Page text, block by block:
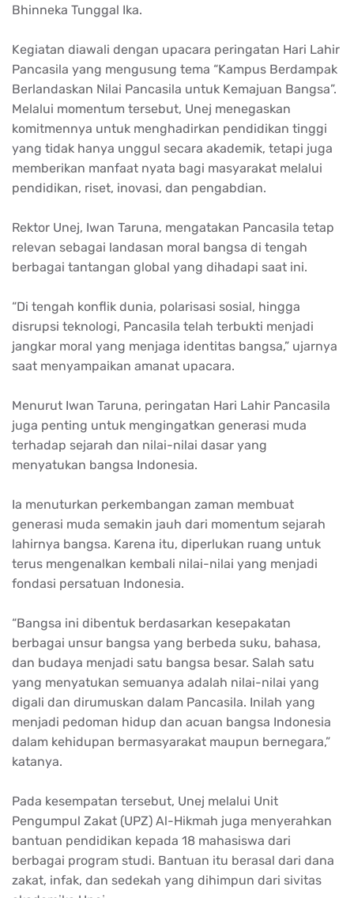
Bhinneka Tunggal Ika.
Kegiatan diawali dengan upacara peringatan Hari Lahir
Pancasila yang mengusung tema “Kampus Berdampak
Berlandaskan Nilai Pancasila untuk Kemajuan Bangsa”.
Melalui momentum tersebut, Unej menegaskan
komitmennya untuk menghadirkan pendidikan tinggi
yang tidak hanya unggul secara akademik, tetapi juga
memberikan manfaat nyata bagi masyarakat melalui
pendidikan, riset, inovasi, dan pengabdian.
Rektor Unej, Iwan Taruna, mengatakan Pancasila tetap
relevan sebagai landasan moral bangsa di tengah
berbagai tantangan global yang dihadapi saat ini.
“Di tengah konflik dunia, polarisasi sosial, hingga
disrupsi teknologi, Pancasila telah terbukti menjadi
jangkar moral yang menjaga identitas bangsa,” ujarnya
saat menyampaikan amanat upacara.
Menurut Iwan Taruna, peringatan Hari Lahir Pancasila
juga penting untuk mengingatkan generasi muda
terhadap sejarah dan nilai-nilai dasar yang
menyatukan bangsa Indonesia.
Ia menuturkan perkembangan zaman membuat
generasi muda semakin jauh dari momentum sejarah
lahirnya bangsa. Karena itu, diperlukan ruang untuk
terus mengenalkan kembali nilai-nilai yang menjadi
fondasi persatuan Indonesia.
“Bangsa ini dibentuk berdasarkan kesepakatan
berbagai unsur bangsa yang berbeda suku, bahasa,
dan budaya menjadi satu bangsa besar. Salah satu
yang menyatukan semuanya adalah nilai-nilai yang
digali dan dirumuskan dalam Pancasila. Inilah yang
menjadi pedoman hidup dan acuan bangsa Indonesia
dalam kehidupan bermasyarakat maupun bernegara,”
katanya.
Pada kesempatan tersebut, Unej melalui Unit
Pengumpul Zakat (UPZ) Al-Hikmah juga menyerahkan
bantuan pendidikan kepada 18 mahasiswa dari
berbagai program studi. Bantuan itu berasal dari dana
zakat, infak, dan sedekah yang dihimpun dari sivitas